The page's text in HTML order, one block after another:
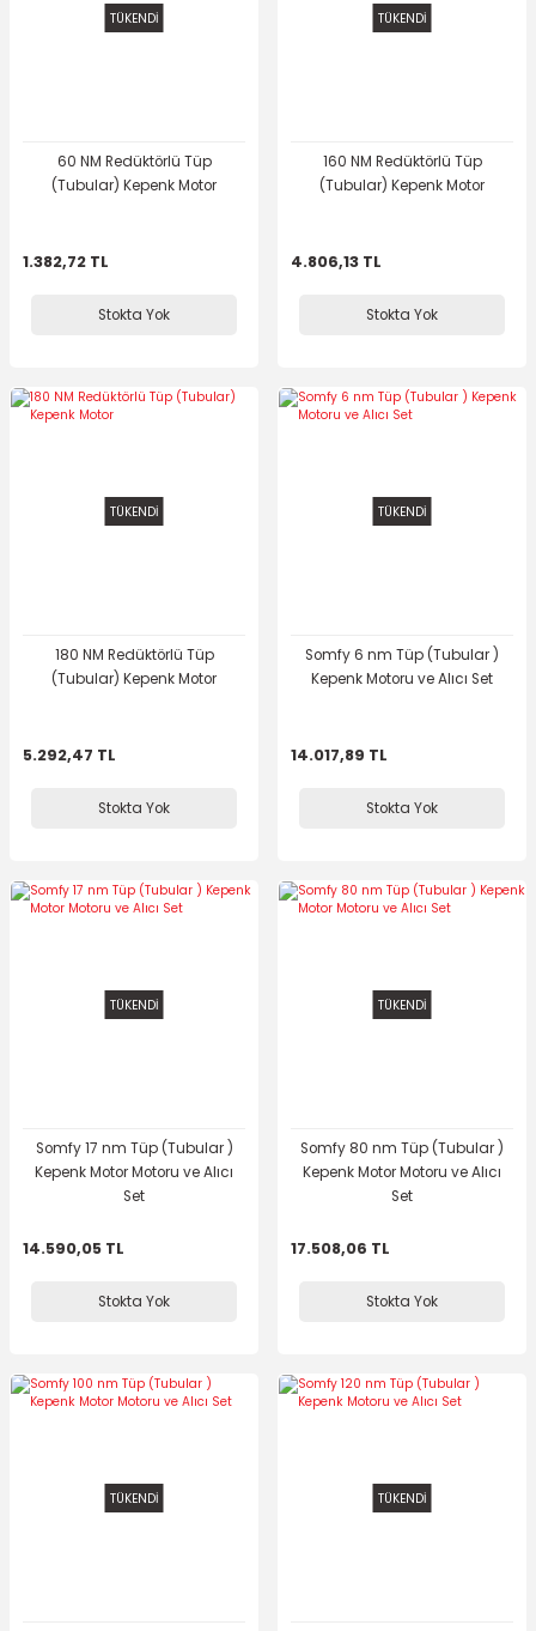
TÜKENDİ
60 NM Redüktörlü Tüp
(Tubular) Kepenk Motor
1.382,72 TL
Stokta Yok
TÜKENDİ
160 NM Redüktörlü Tüp
(Tubular) Kepenk Motor
4.806,13 TL
Stokta Yok
TÜKENDİ
180 NM Redüktörlü Tüp
(Tubular) Kepenk Motor
5.292,47 TL
Stokta Yok
TÜKENDİ
Somfy 6 nm Tüp (Tubular )
Kepenk Motoru ve Alıcı Set
14.017,89 TL
Stokta Yok
TÜKENDİ
Somfy 17 nm Tüp (Tubular )
Kepenk Motor Motoru ve Alıcı
Set
14.590,05 TL
Stokta Yok
TÜKENDİ
Somfy 80 nm Tüp (Tubular )
Kepenk Motor Motoru ve Alıcı
Set
17.508,06 TL
Stokta Yok
TÜKENDİ TÜKENDİ